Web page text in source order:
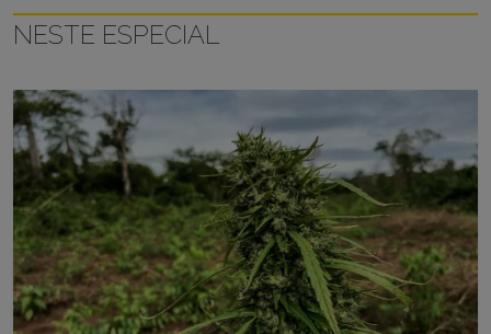
NESTE ESPECIAL